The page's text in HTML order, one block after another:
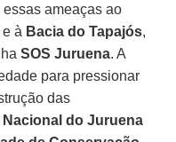
ameaças ao
e à Bacia do Tapajós,
SOS Juruena. A
para pressionar
das
Nacional do Juruena